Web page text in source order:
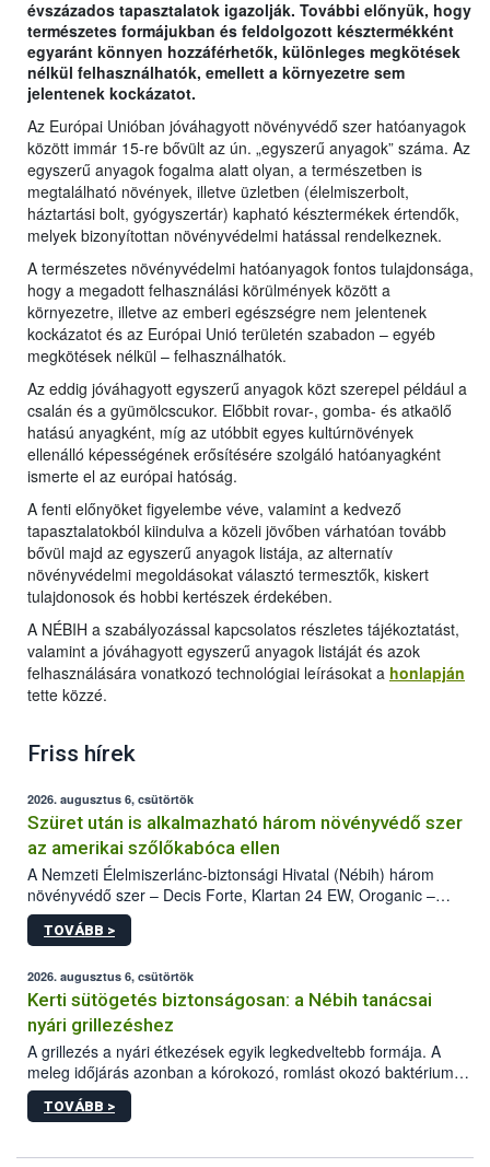
évszázados tapasztalatok igazolják. További előnyük, hogy
természetes formájukban és feldolgozott késztermékként
egyaránt könnyen hozzáférhetők, különleges megkötések
nélkül felhasználhatók, emellett a környezetre sem
jelentenek kockázatot.
Az Európai Unióban jóváhagyott növényvédő szer hatóanyagok
között immár 15-re bővült az ún. „egyszerű anyagok” száma. Az
egyszerű anyagok fogalma alatt olyan, a természetben is
megtalálható növények, illetve üzletben (élelmiszerbolt,
háztartási bolt, gyógyszertár) kapható késztermékek értendők,
melyek bizonyítottan növényvédelmi hatással rendelkeznek.
A természetes növényvédelmi hatóanyagok fontos tulajdonsága,
hogy a megadott felhasználási körülmények között a
környezetre, illetve az emberi egészségre nem jelentenek
kockázatot és az Európai Unió területén szabadon – egyéb
megkötések nélkül – felhasználhatók.
Az eddig jóváhagyott egyszerű anyagok közt szerepel például a
csalán és a gyümölcscukor. Előbbit rovar-, gomba- és atkaölő
hatású anyagként, míg az utóbbit egyes kultúrnövények
ellenálló képességének erősítésére szolgáló hatóanyagként
ismerte el az európai hatóság.
A fenti előnyöket figyelembe véve, valamint a kedvező
tapasztalatokból kiindulva a közeli jövőben várhatóan tovább
bővül majd az egyszerű anyagok listája, az alternatív
növényvédelmi megoldásokat választó termesztők, kiskert
tulajdonosok és hobbi kertészek érdekében.
A NÉBIH a szabályozással kapcsolatos részletes tájékoztatást,
valamint a jóváhagyott egyszerű anyagok listáját és azok
felhasználására vonatkozó technológiai leírásokat a honlapján
tette közzé.
Friss hírek
2026. augusztus 6, csütörtök
Szüret után is alkalmazható három növényvédő szer
az amerikai szőlőkabóca ellen
A Nemzeti Élelmiszerlánc-biztonsági Hivatal (Nébih) három
növényvédő szer – Decis Forte, Klartan 24 EW, Oroganic –
engedélyokiratát módosította, így azok a szüretet követően,
egészen a vesszőérettség (BBCH 91) stádiumáig
érésű szőlőkben is legyen lehetőség a károsító elleni további
védekezésre. Az Oroganic készítmény kis kiszerelésben kiskerti
felhasználók számára is elérhető és ökológiai termesztésben is
engedélyezett.
TOVÁBB >
2026. augusztus 6, csütörtök
Kerti sütögetés biztonságosan: a Nébih tanácsai
nyári grillezéshez
A grillezés a nyári étkezések egyik legkedveltebb formája. A
meleg időjárás azonban a kórokozó, romlást okozó baktériumok
gyorsabb szaporodásának is kedvez. A szabadtéri sütögetés
ezért nem csupán a megfelelő sütési technikáról szól: legalább
higiéniai szabályok betartása, a megfelelő hőkezelés, valamint a
TOVÁBB >